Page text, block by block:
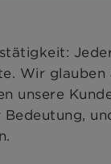
Wir glauben
unsere